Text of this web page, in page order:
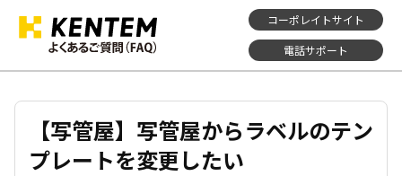
コーポレイトサイト
電話サポート
【写管屋】写管屋からラベルのテン
プレートを変更したい